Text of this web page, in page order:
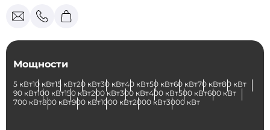
Мощности
5 кВт10 кВт15 кВт20 кВт30 кВт40 кВт50 кВт60 кВт70 кВт80 кВт
90 кВт100 кВт150 кВт200 кВт300 кВт400 кВт500 кВт600 кВт
700 кВт800 кВт900 кВт1000 кВт2000 кВт3000 кВт